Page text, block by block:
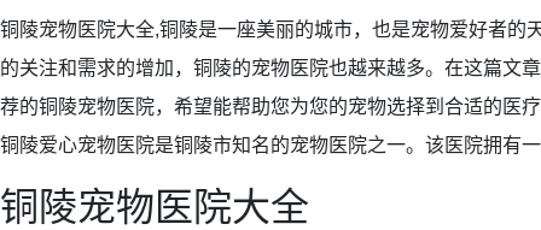
铜陵宠物医院大全,铜陵是一座美丽的城市，也是宠物爱好者的
的关注和需求的增加，铜陵的宠物医院也越来越多。在这篇文
荐的铜陵宠物医院，希望能帮助您为您的宠物选择到合适的医
铜陵爱心宠物医院是铜陵市知名的宠物医院之一。该医院拥有
铜陵宠物医院大全